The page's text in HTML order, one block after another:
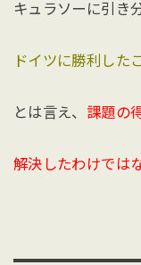
キュラソーに引き
ドイツに勝利した
とは言え、 課題の
解決したわけでは